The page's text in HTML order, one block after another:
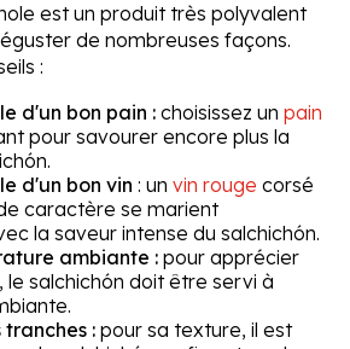
est un produit très polyvalent
de nombreuses façons.
:
d'un bon pain : choisissez un pain
pour savourer encore plus la
d'un bon vin : un vin rouge corsé
caractère se marient
la saveur intense du salchichón.
ambiante : pour apprécier
le salchichón doit être servi à
tranches :pour sa texture, il est